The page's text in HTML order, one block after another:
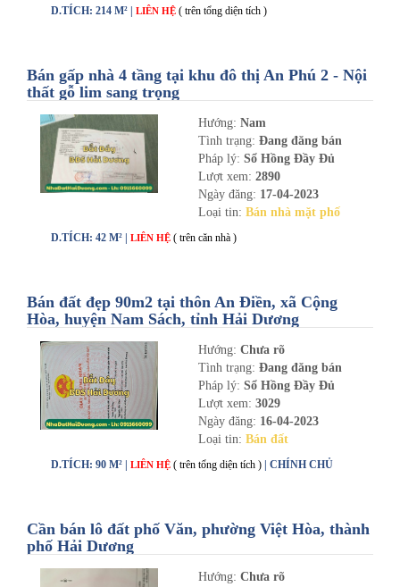
D.TÍCH: 214 M² | LIÊN HỆ ( trên tổng diện tích )
Bán gấp nhà 4 tầng tại khu đô thị An Phú 2 - Nội
thất gỗ lim sang trọng
Hướng: Nam
Tình trạng: Đang đăng bán
Pháp lý: Sổ Hồng Đầy Đủ
Lượt xem: 2890
Ngày đăng: 17-04-2023
Loại tin: Bán nhà mặt phố
D.TÍCH: 42 M² | LIÊN HỆ ( trên căn nhà )
Bán đất đẹp 90m2 tại thôn An Điền, xã Cộng
Hòa, huyện Nam Sách, tỉnh Hải Dương
Hướng: Chưa rõ
Tình trạng: Đang đăng bán
Pháp lý: Sổ Hồng Đầy Đủ
Lượt xem: 3029
Ngày đăng: 16-04-2023
Loại tin: Bán đất
D.TÍCH: 90 M² | LIÊN HỆ ( trên tổng diện tích ) | CHÍNH CHỦ
Cần bán lô đất phố Văn, phường Việt Hòa, thành
phố Hải Dương
Hướng: Chưa rõ